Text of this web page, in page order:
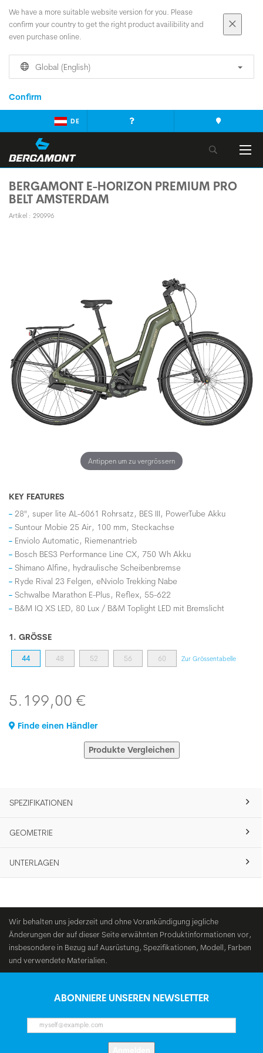
We have a more suitable website version for you. Please
confirm your country to get the right product availibility and
even purchase online.
Global (English)
Confirm
DE
BERGAMONT E-HORIZON PREMIUM PRO
BELT AMSTERDAM
Artikel : 290996
Antippen um zu vergrössern
KEY FEATURES
28", super lite AL-6061 Rohrsatz, BES III, PowerTube Akku
Suntour Mobie 25 Air, 100 mm, Steckachse
Enviolo Automatic, Riemenantrieb
Bosch BES3 Performance Line CX, 750 Wh Akku
Shimano Alfine, hydraulische Scheibenbremse
Ryde Rival 23 Felgen, eNviolo Trekking Nabe
Schwalbe Marathon E-Plus, Reflex, 55-622
B&M IQ XS LED, 80 Lux / B&M Toplight LED mit Bremslicht
1. GRÖSSE
44 48 52 56 60 Zur Grössentabelle
5.199,00 €
Finde einen Händler
Produkte Vergleichen
SPEZIFIKATIONEN
GEOMETRIE
UNTERLAGEN
Wir behalten uns jederzeit und ohne Vorankündigung jegliche
Änderungen der auf dieser Seite erwähnten Produktinformationen vor,
insbesondere in Bezug auf Ausrüstung, Spezifikationen, Modell, Farben
und verwendete Materialien.
ABONNIERE UNSEREN NEWSLETTER